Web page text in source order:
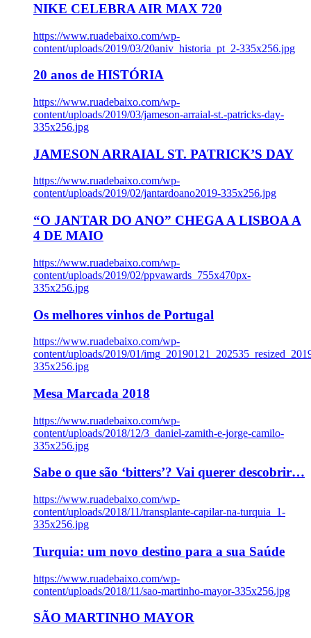
NIKE CELEBRA AIR MAX 720
https://www.ruadebaixo.com/wp-
content/uploads/2019/03/20aniv_historia_pt_2-335x256.jpg
20 anos de HISTÓRIA
https://www.ruadebaixo.com/wp-
content/uploads/2019/03/jameson-arraial-st.-patricks-day-
335x256.jpg
JAMESON ARRAIAL ST. PATRICK’S DAY
https://www.ruadebaixo.com/wp-
content/uploads/2019/02/jantardoano2019-335x256.jpg
“O JANTAR DO ANO” CHEGA A LISBOA A
4 DE MAIO
https://www.ruadebaixo.com/wp-
content/uploads/2019/02/ppvawards_755x470px-
335x256.jpg
Os melhores vinhos de Portugal
https://www.ruadebaixo.com/wp-
content/uploads/2019/01/
335x256.jpg
Mesa Marcada 2018
https://www.ruadebaixo.com/wp-
content/uploads/2018/12/3_daniel-zamith-e-jorge-camilo-
335x256.jpg
Sabe o que são ‘bitters’? Vai querer descobrir…
https://www.ruadebaixo.com/wp-
content/uploads/2018/11/transplante-capilar-na-turquia_1-
335x256.jpg
Turquia: um novo destino para a sua Saúde
https://www.ruadebaixo.com/wp-
content/uploads/2018/11/sao-martinho-mayor-335x256.jpg
SÃO MARTINHO MAYOR